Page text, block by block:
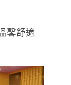
馨舒適